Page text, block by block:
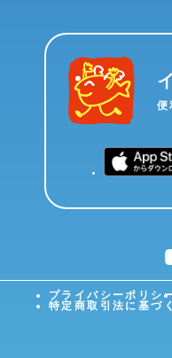
便
プライバシーポリシ
特定商取引法に基づ